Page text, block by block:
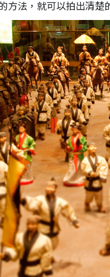
方法，就可以拍出清楚